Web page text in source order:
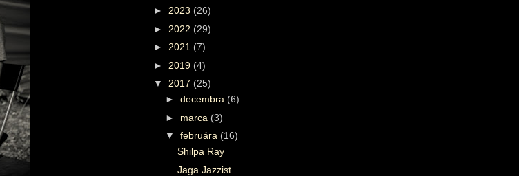
► 2023 (26)
► 2022 (29)
► 2021 (7)
► 2019 (4)
▼ 2017 (25)
► decembra (6)
► marca (3)
▼ februára (16)
Shilpa Ray
Jaga Jazzist